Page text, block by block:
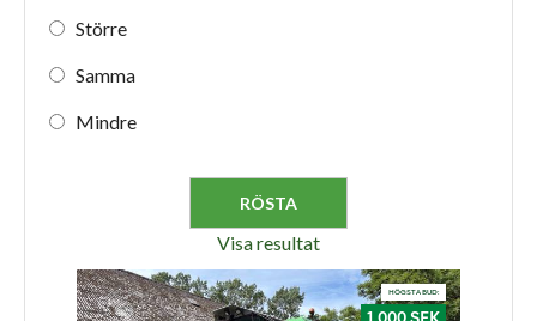
Större
Samma
Mindre
Visa resultat